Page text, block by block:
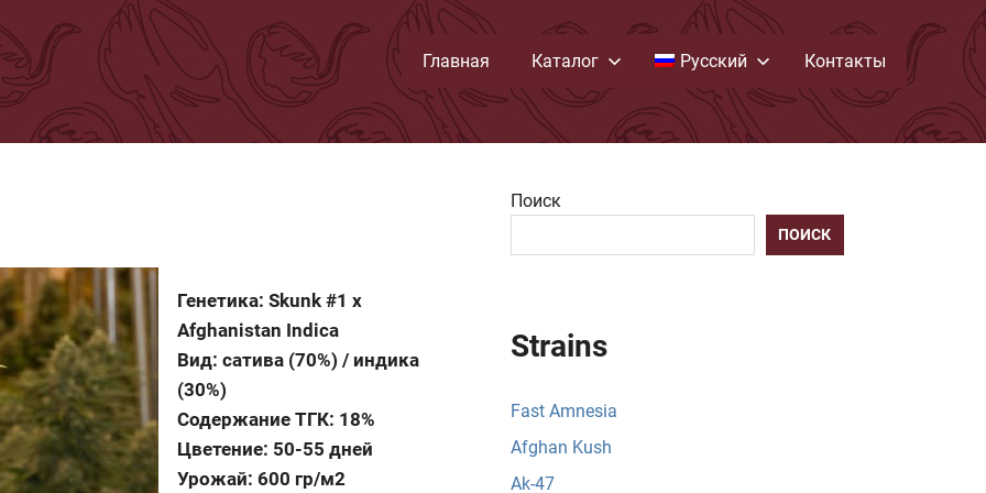
Главная Каталог Русский Контакты
Генетика: Skunk #1 x
Afghanistan Indica
Вид: сатива (70%) / индика
(30%)
Содержание ТГК: 18%
Цветение: 50-55 дней
Урожай: 600 гр/м2
Поиск
ПОИСК
Strains
Fast Amnesia
Afghan Kush
Ak-47